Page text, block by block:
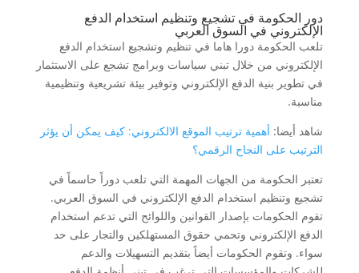
دور الحكومة في تشجيع وتنظيم استخدام الدفع
الإلكتروني في السوق العربي
تلعب الحكومة دورا هاما في تنظيم وتشجيع استخدام الدفع
الإلكتروني من خلال تبني سياسات وبرامج تشجع على الاستثمار
في تطوير بنية الدفع الإلكتروني وتوفير بيئة تشريعية وتنظيمية
مناسبة.
شاهد أيضا: أهمية ترتيب الموقع الالكتروني: كيف يمكن أن يؤثر
الترتيب على النجاح الرقمي؟
تعتبر الحكومة من الجهات المهمة التي تلعب دوراً حاسماً في
تشجيع وتنظيم استخدام الدفع الإلكتروني في السوق العربي.
تقوم الحكومات بإصدار القوانين واللوائح التي تدعم استخدام
الدفع الإلكتروني وتحمي حقوق المستهلكين والتجار على حد
سواء. وتقوم الحكومات أيضاً بتقديم التسهيلات والدعم